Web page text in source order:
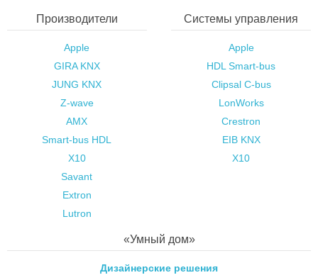
Производители
Apple
GIRA KNX
JUNG KNX
Z-wave
AMX
Smart-bus HDL
X10
Savant
Extron
Lutron
Системы управления
Apple
HDL Smart-bus
Clipsal C-bus
LonWorks
Crestron
EIB KNX
X10
«Умный дом»
Дизайнерские решения